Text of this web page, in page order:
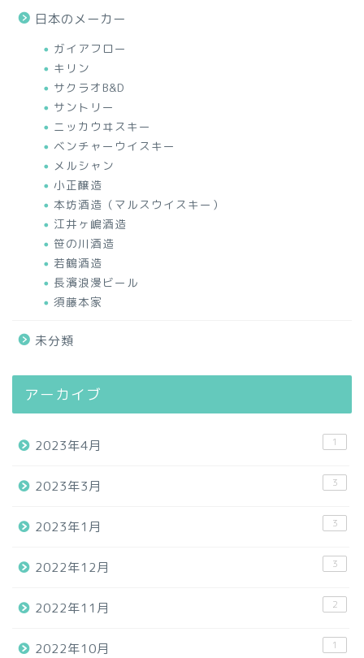
日本のメーカー
ガイアフロー
キリン
サクラオB&D
サントリー
ニッカウヰスキー
ベンチャーウイスキー
メルシャン
小正醸造
本坊酒造（マルスウイスキー）
江井ヶ嶋酒造
笹の川酒造
若鶴酒造
長濱浪漫ビール
須藤本家
未分類
アーカイブ
2023年4月 1
2023年3月 3
2023年1月 3
2022年12月 3
2022年11月 2
2022年10月 1